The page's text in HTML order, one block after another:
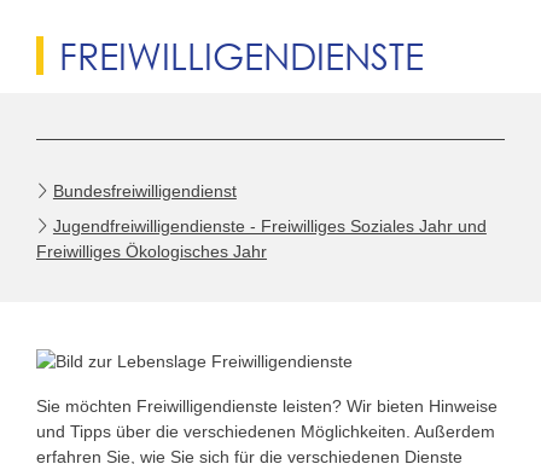
FREIWILLIGENDIENSTE
Bundesfreiwilligendienst
Jugendfreiwilligendienste - Freiwilliges Soziales Jahr und
Freiwilliges Ökologisches Jahr
Sie möchten Freiwilligendienste leisten? Wir bieten Hinweise
und Tipps über die verschiedenen Möglichkeiten. Außerdem
erfahren Sie, wie Sie sich für die verschiedenen Dienste